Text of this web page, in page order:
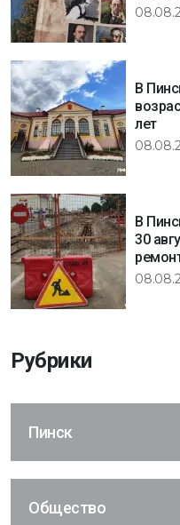
В
лет
В
30
Рубрики
Пинск
Общество